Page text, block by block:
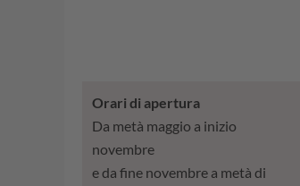
Orari di apertura
Da metà maggio a inizio
novembre
e da fine novembre a metà di